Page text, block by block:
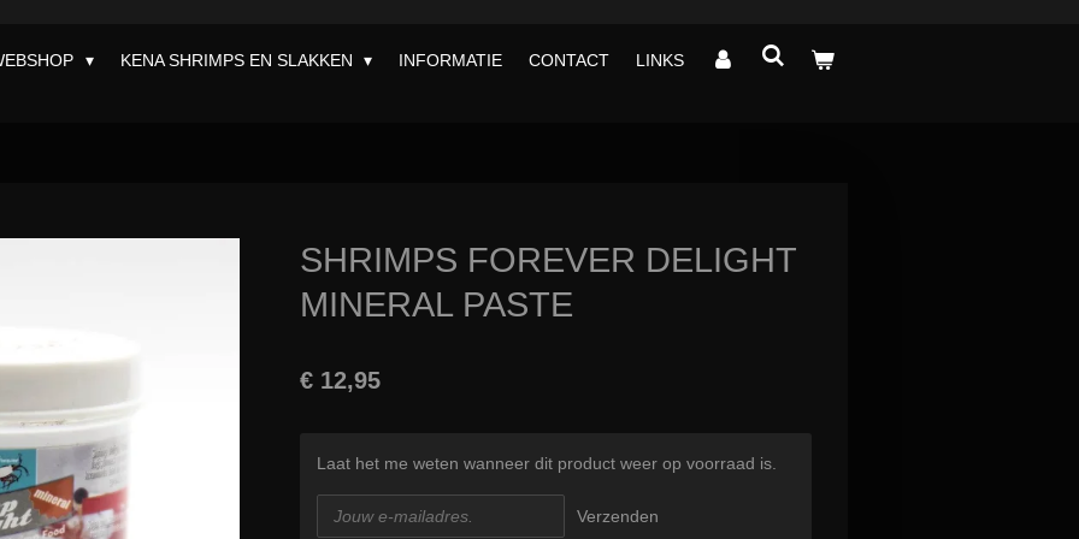
KENA SHRIMPS EN SLAKKEN INFORMATIE CONTACT LINKS
SHRIMPS FOREVER DELIGHT
MINERAL PASTE
€ 12,95
Laat het me weten wanneer dit product weer op voorraad is.
Verzenden